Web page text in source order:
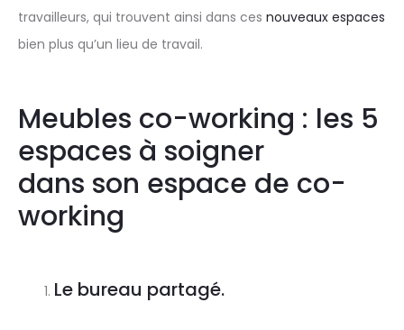
travailleurs, qui trouvent ainsi dans ces nouveaux espaces
bien plus qu’un lieu de travail.
Meubles co-working : les 5
espaces à soigner
dans son espace de co-
working
Le bureau partagé.